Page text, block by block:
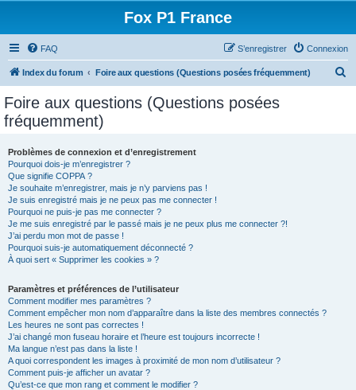
Fox P1 France
FAQ Connexion
S’enregistrer
Index du forum Foire aux questions (Questions posées fréquemment)
Foire aux questions (Questions posées
fréquemment)
Problèmes de connexion et d’enregistrement
Pourquoi dois-je m’enregistrer ?
Que signifie COPPA ?
Je souhaite m’enregistrer, mais je n’y parviens pas !
Je suis enregistré mais je ne peux pas me connecter !
Pourquoi ne puis-je pas me connecter ?
Je me suis enregistré par le passé mais je ne peux plus me connecter ?!
J’ai perdu mon mot de passe !
Pourquoi suis-je automatiquement déconnecté ?
À quoi sert « Supprimer les cookies » ?
Paramètres et préférences de l’utilisateur
Comment modifier mes paramètres ?
Comment empêcher mon nom d’apparaître dans la liste des membres connectés ?
Les heures ne sont pas correctes !
J’ai changé mon fuseau horaire et l’heure est toujours incorrecte !
Ma langue n’est pas dans la liste !
A quoi correspondent les images à proximité de mon nom d’utilisateur ?
Comment puis-je afficher un avatar ?
Qu’est-ce que mon rang et comment le modifier ?